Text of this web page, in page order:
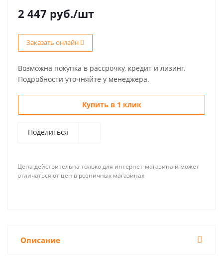
2 447 руб./шт
Заказать онлайн
Возможна покупка в рассрочку, кредит и лизинг.
Подробности уточняйте у менеджера.
Купить в 1 клик
Поделиться
Цена действительна только для интернет-магазина и может
отличаться от цен в розничных магазинах
Описание